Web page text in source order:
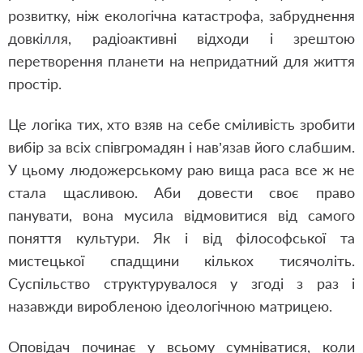
розвитку, ніж екологічна катастрофа, забруднення
довкілля, радіоактивні відходи і зрештою
перетворення планети на непридатний для життя
простір.
Це логіка тих, хто взяв на себе сміливість зробити
вибір за всіх співгромадян і нав’язав його слабшим.
У цьому людожерському раю вища раса все ж не
стала щасливою. Аби довести своє право
панувати, вона мусила відмовитися від самого
поняття культури. Як і від філософської та
мистецької спадщини кількох тисячоліть.
Суспільство структурувалося у згоді з раз і
назавжди виробленою ідеологічною матрицею.
Оповідач починає у всьому сумніватися, коли